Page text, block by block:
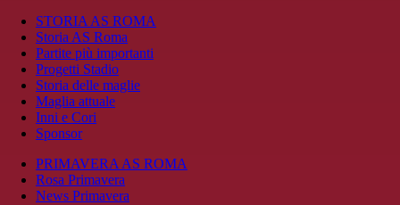
STORIA AS ROMA
Storia AS Roma
Partite più importanti
Progetti Stadio
Storia delle maglie
Maglia attuale
Inni e Cori
Sponsor
PRIMAVERA AS ROMA
Rosa Primavera
News Primavera